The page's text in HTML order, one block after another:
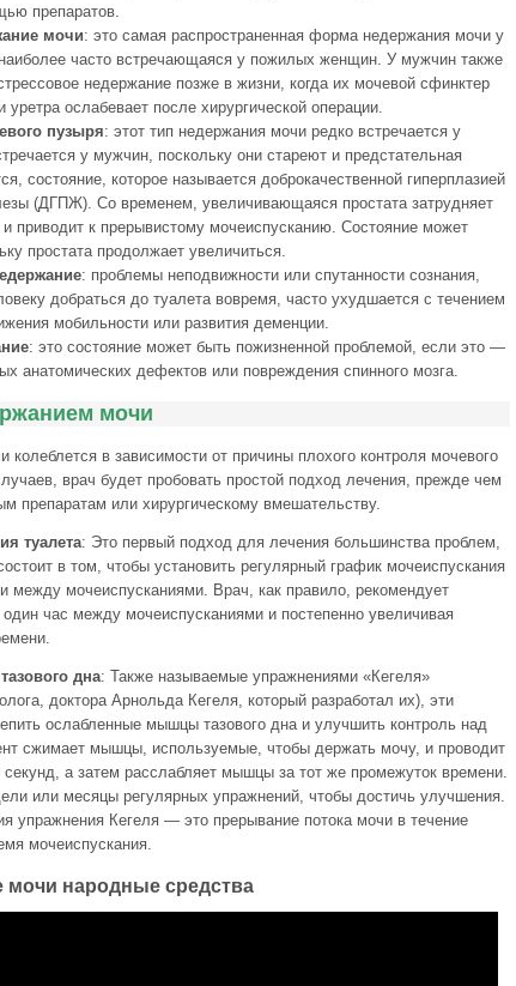
препаратов.
мочи: это самая распространенная форма недержания мочи у
часто встречающаяся у пожилых женщин. У мужчин также
недержание позже в жизни, когда их мочевой сфинктер
уретра ослабевает после хирургической операции.
пузыря: этот тип недержания мочи редко встречается у
у мужчин, поскольку они стареют и предстательная
состояние, которое называется доброкачественной гиперплазией
(ДГПЖ). Со временем, увеличивающаяся простата затрудняет
и приводит к прерывистому мочеиспусканию. Состояние может
простата продолжает увеличиться.
: проблемы неподвижности или спутанности сознания,
добраться до туалета вовремя, часто ухудшается с течением
мобильности или развития деменции.
: это состояние может быть пожизненной проблемой, если это —
анатомических дефектов или повреждения спинного мозга.
мочи
колеблется в зависимости от причины плохого контроля мочевого
врач будет пробовать простой подход лечения, прежде чем
препаратам или хирургическому вмешательству.
туалета: Это первый подход для лечения большинства проблем,
в том, чтобы установить регулярный график мочеиспускания
между мочеиспусканиями. Врач, как правило, рекомендует
час между мочеиспусканиями и постепенно увеличивая
дна: Также называемые упражнениями «Кегеля»
доктора Арнольда Кегеля, который разработал их), эти
ослабленные мышцы тазового дна и улучшить контроль над
сжимает мышцы, используемые, чтобы держать мочу, и проводит
а затем расслабляет мышцы за тот же промежуток времени.
или месяцы регулярных упражнений, чтобы достичь улучшения.
упражнения Кегеля — это прерывание потока мочи в течение
мочеиспускания.
мочи народные средства